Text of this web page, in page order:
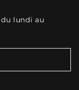
lundi au